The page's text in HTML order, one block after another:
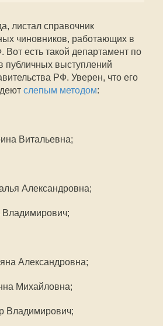
листал справочник
чиновников, работающих в
Вот есть такой департамент по
публичных выступлений
РФ. Уверен, что его
слепым методом:
Витальевна;
Александровна;
Александровна;
Михайловна;
Владимирович;